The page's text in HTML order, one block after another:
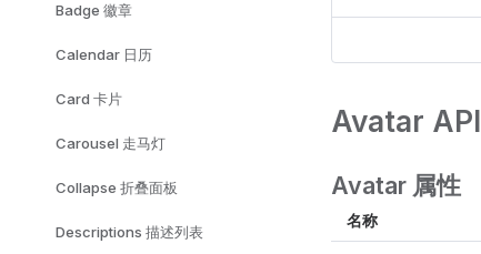
Badge 徽章
Calendar 日历
Card 卡片
Carousel 走马灯
Collapse 折叠面板
Descriptions 描述列表
Avatar API
Avatar 属性
名称